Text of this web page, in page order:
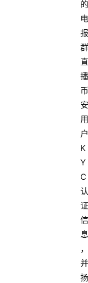
的
电
报
群
直
播
币
安
用
户
K
Y
C
认
证
信
息
，
并
扬